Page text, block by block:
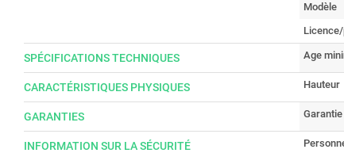
Modèle
SPÉCIFICATIONS TECHNIQUES Age
CARACTÉRISTIQUES PHYSIQUES Hauteur
GARANTIES
INFORMATION SUR LA SÉCURITÉ